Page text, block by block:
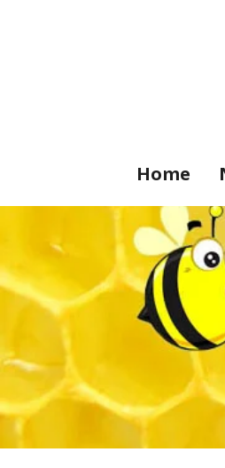
Home